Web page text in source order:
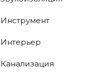
Инструмент
Интерьер
Канализация